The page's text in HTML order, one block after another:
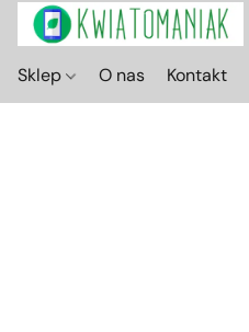
Sklep O nas Kontakt